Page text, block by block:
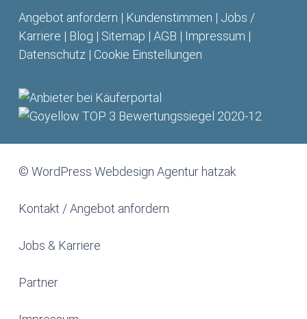
Angebot anfordern | Kundenstimmen | Jobs /
Karriere | Blog | Sitemap | AGB | Impressum |
Datenschutz | Cookie Einstellungen
© WordPress Webdesign Agentur hatzak
Kontakt / Angebot anfordern
Jobs & Karriere
Partner